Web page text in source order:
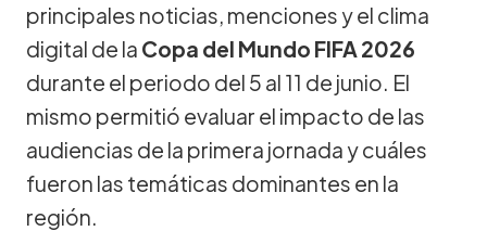
principales noticias, menciones y el clima
digital de la Copa del Mundo FIFA 2026
durante el periodo del 5 al 11 de junio. El
mismo permitió evaluar el impacto de las
audiencias de la primera jornada y cuáles
fueron las temáticas dominantes en la
región.